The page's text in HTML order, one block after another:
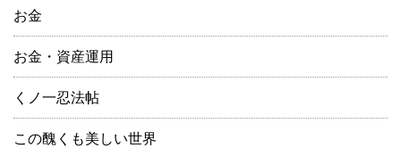
お金
お金・資産運用
くノ一忍法帖
この醜くも美しい世界